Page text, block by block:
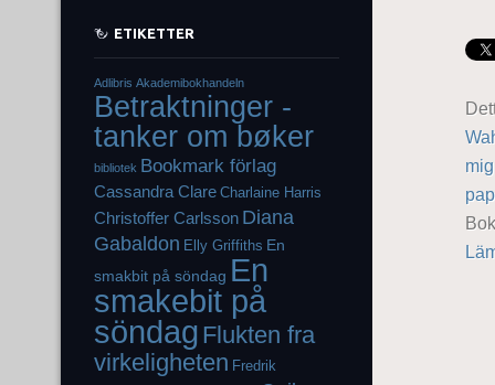
mig
ETIKETTER
Adlibris Akademibokhandeln
Betraktninger -
tanker om bøker
bibliotek Bookmark förlag
Cassandra Clare Charlaine Harris
Christoffer Carlsson Diana
Gabaldon Elly Griffiths En
smakbit på söndag En
smakebit på
söndag Flukten fra
virkeligheten Fredrik